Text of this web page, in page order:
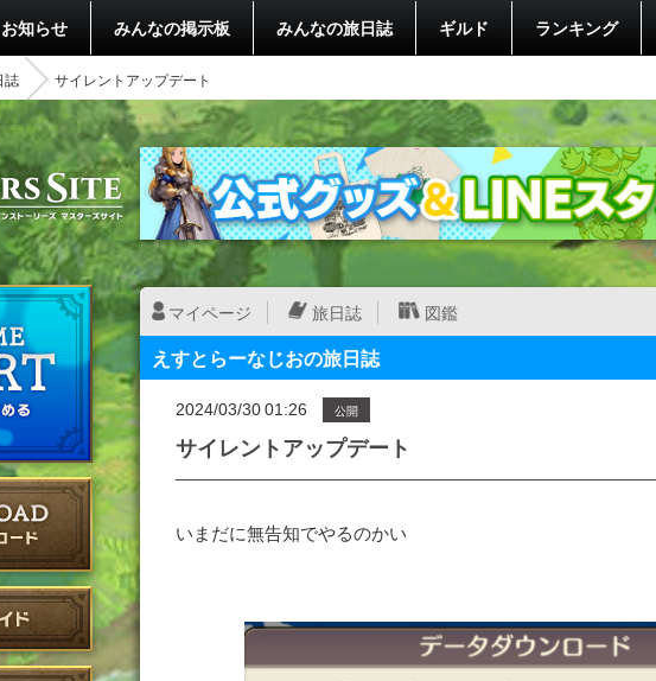
お知らせ みんなの掲示板 みんなの旅日誌 ギルド ランキング
誌 サイレントアップデート
マイページ 旅日誌 図鑑
えすとらーなじおの旅日誌
2024/03/30 01:26 公開
サイレントアップデート
いまだに無告知でやるのかい